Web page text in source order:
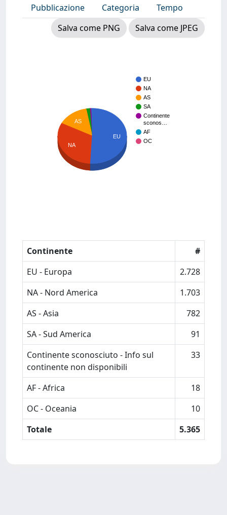
Pubblicazione
Categoria
Tempo
Salva come PNG
Salva come JPEG
EU
NA
AS
SA
Continente
sconos…
AF
OC
AS
NA
EU
Continente
#
EU - Europa
2.728
NA - Nord America
1.703
AS - Asia
782
SA - Sud America
91
Continente sconosciuto - Info sul
continente non disponibili
33
AF - Africa
18
OC - Oceania
10
Totale
5.365